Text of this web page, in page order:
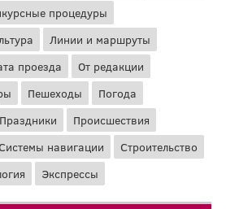
процедуры
Линии и маршруты
проезда
От редакции
Пешеходы
Погода
Праздники
Происшествия
Системы навигации
Строительство
Экспрессы